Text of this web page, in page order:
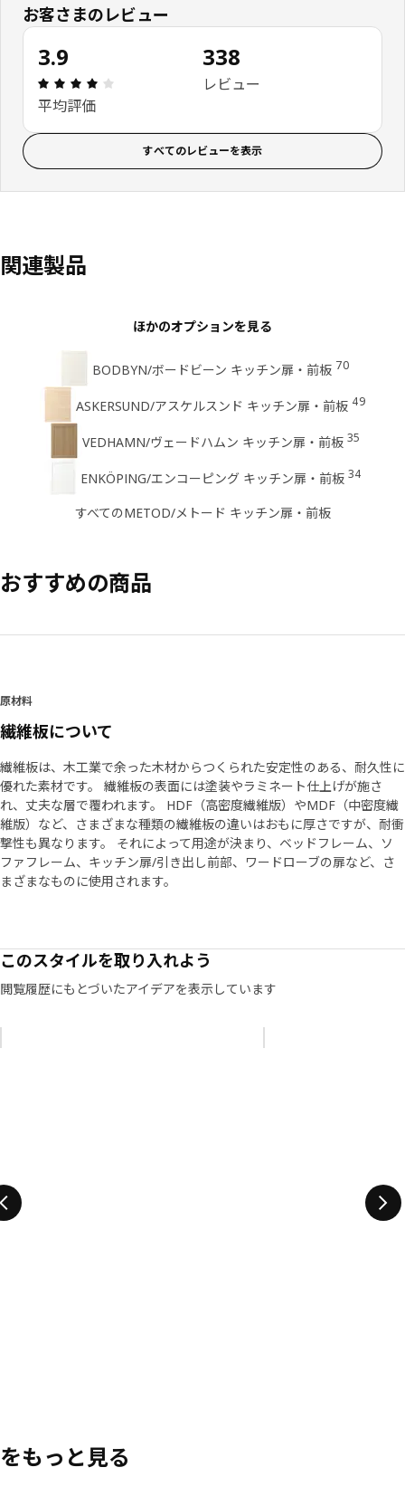
お客さまのレビュー
3.9
レビュー: 3.9 5 星の数 総レビュー: 338
平均評価
338
レビュー
すべてのレビューを表示
関連製品
ほかのオプションを見る
BODBYN/ボードビーン キッチン扉・前板 70
ASKERSUND/アスケルスンド キッチン扉・前板 49
VEDHAMN/ヴェードハムン キッチン扉・前板 35
ENKÖPING/エンコーピング キッチン扉・前板 34
すべてのMETOD/メトード キッチン扉・前板
おすすめの商品
原材料
繊維板について
繊維板は、木工業で余った木材からつくられた安定性のある、耐久性に
優れた素材です。 繊維板の表面には塗装やラミネート仕上げが施さ
れ、丈夫な層で覆われます。 HDF（高密度繊維版）やMDF（中密度繊
維版）など、さまざまな種類の繊維板の違いはおもに厚さですが、耐衝
撃性も異なります。 それによって用途が決まり、ベッドフレーム、ソ
ファフレーム、キッチン扉/引き出し前部、ワードローブの扉など、さ
まざまなものに使用されます。
このスタイルを取り入れよう
閲覧履歴にもとづいたアイデアを表示しています
をもっと見る